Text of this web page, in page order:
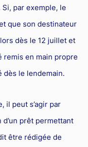
corporel
par exemple, le
que son destinateur
dès le 12 juillet et
remis en main propre
dès le lendemain.
il peut s’agir par
prêt permettant
être rédigée de